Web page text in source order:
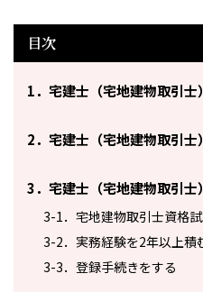
目次
1．宅建士（宅地建物取引士
2．宅建士（宅地建物取引士
3．宅建士（宅地建物取引士
3-1．宅地建物取引士資格
3-2．実務経験を2年以上積
3-3．登録手続きをする